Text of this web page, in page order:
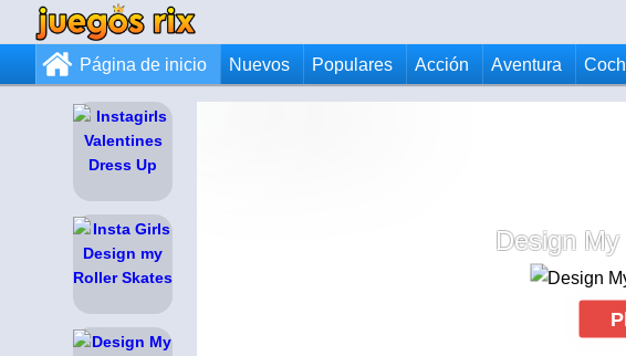
Página de inicio Nuevos Populares Acción Aventura
Design